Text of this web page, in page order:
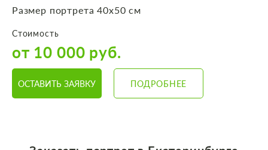
Размер портрета 40х50 см
Стоимость
от 10 000 руб.
ОСТАВИТЬ ЗАЯВКУ ПОДРОБНЕЕ